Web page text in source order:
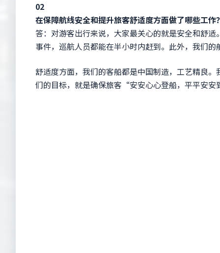
02
在保障航线安全和提升旅客舒适度方面做了哪些工作
答：对游客出行来说，大家最关心的就是安全和舒
事件，巡航人员都能在半小时内赶到。此外，我们
舒适度方面，我们的客船都是中国制造，工艺精良
们的目标，就是确保旅客“安安心心登船，平平安